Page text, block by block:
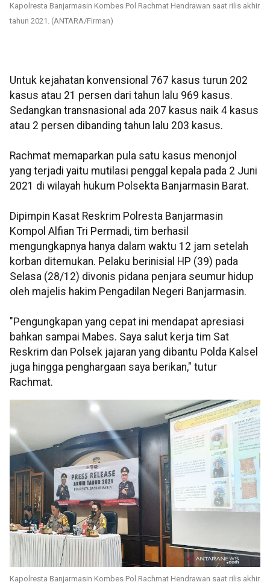
Kapolresta Banjarmasin Kombes Pol Rachmat Hendrawan saat rilis akhir
tahun 2021. (ANTARA/Firman)
Untuk kejahatan konvensional 767 kasus turun 202
kasus atau 21 persen dari tahun lalu 969 kasus.
Sedangkan transnasional ada 207 kasus naik 4 kasus
atau 2 persen dibanding tahun lalu 203 kasus.
Rachmat memaparkan pula satu kasus menonjol
yang terjadi yaitu mutilasi penggal kepala pada 2 Juni
2021 di wilayah hukum Polsekta Banjarmasin Barat.
Dipimpin Kasat Reskrim Polresta Banjarmasin
Kompol Alfian Tri Permadi, tim berhasil
mengungkapnya hanya dalam waktu 12 jam setelah
korban ditemukan. Pelaku berinisial HP (39) pada
Selasa (28/12) divonis pidana penjara seumur hidup
oleh majelis hakim Pengadilan Negeri Banjarmasin.
"Pengungkapan yang cepat ini mendapat apresiasi
bahkan sampai Mabes. Saya salut kerja tim Sat
Reskrim dan Polsek jajaran yang dibantu Polda Kalsel
juga hingga penghargaan saya berikan," tutur
Rachmat.
Kapolresta Banjarmasin Kombes Pol Rachmat Hendrawan saat rilis akhir